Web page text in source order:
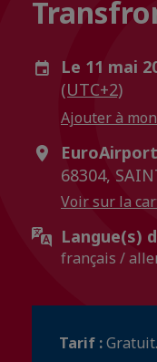
Le 11 mai
(UTC+2)
Ajouter à
68304,
Voir sur la
Langue(s)
français /
Tarif :Gratuit.